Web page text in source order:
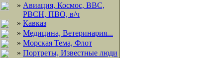
» Авиация, Космос, ВВС,
РВСН, ПВО, в/ч
» Кавказ
» Медицина, Ветеринария...
» Морская Тема, Флот
» Портреты, Известные люди